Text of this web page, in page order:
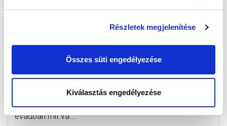
Részletek megjelenítése
Összes süti engedélyezése
Kiválasztás engedélyezése
FERREIRA: „FONTOS VOLT, HOGY ÚJRA
NYERJÜNK” (VIDEÓ)
2021-04-25 15:06:23
Tiago Ferreira beszélt az Újpest elleni sikerről, a
évadban mit vá...